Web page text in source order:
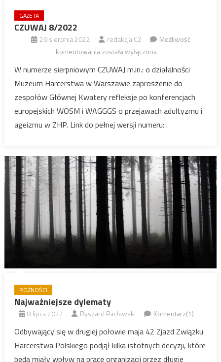
GAZETA
CZUWAJ 8/2022
29 sierpnia 2022 redakcja CZ
Możliwość
komentowaniaCZUWAJ
została wyłączona
W numerze sierpniowym CZUWAJ m.in.: o działalności
Muzeum Harcerstwa w Warszawie zaproszenie do
zespołów Głównej Kwatery refleksje po konferencjach
europejskich WOSM i WAGGGS o przejawach adultyzmu i
ageizmu w ZHP. Link do pełnej wersji numeru: .
ROŻNOŚCI
Najważniejsze dylematy
8 lipca 2022 Ryszard Pacławski Komentarz(1)
Odbywający się w drugiej połowie maja 42 Zjazd Związku
Harcerstwa Polskiego podjął kilka istotnych decyzji, które
będą miały wpływ na pracę organizacji przez długie